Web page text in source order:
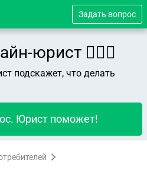
Задать вопрос
юрист 👨🏻‍⚖️
подскажет, что делать
Юрист поможет!